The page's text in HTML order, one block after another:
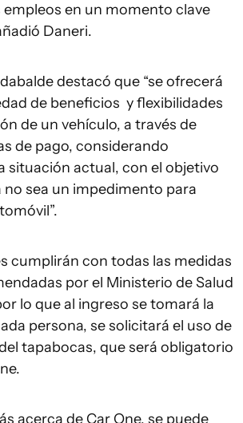
en un momento clave
Daneri.
destacó que “se ofrecerá
de beneficios y flexibilidades
de un vehículo, a través de
de pago, considerando
situación actual, con el objetivo
no sea un impedimento para
cumplirán con todas las medidas
por el Ministerio de Salud
lo que al ingreso se tomará la
persona, se solicitará el uso de
tapabocas, que será obligatorio
acerca de Car One, se puede